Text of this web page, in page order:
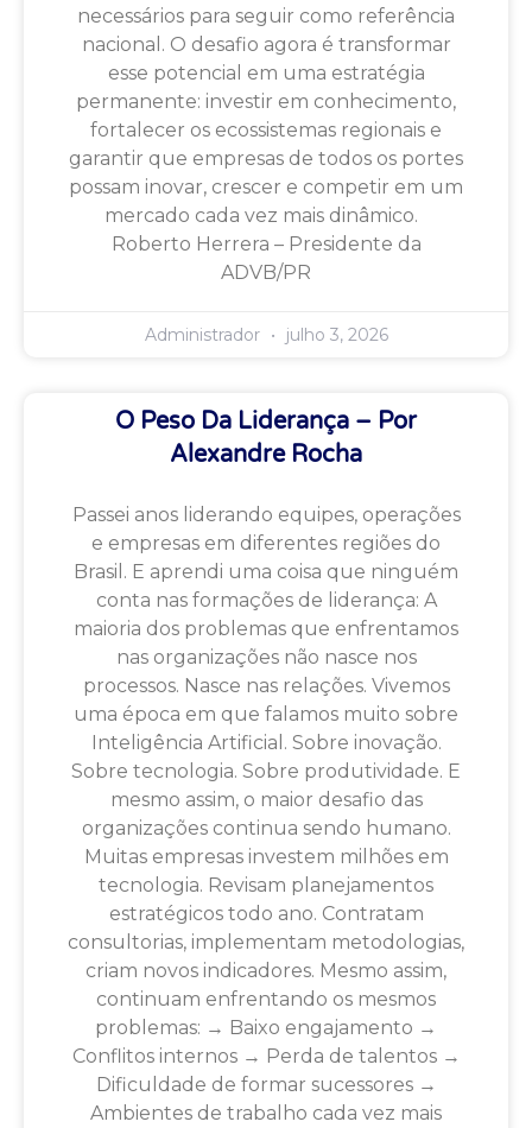
necessários para seguir como referência
nacional. O desafio agora é transformar
esse potencial em uma estratégia
permanente: investir em conhecimento,
fortalecer os ecossistemas regionais e
garantir que empresas de todos os portes
possam inovar, crescer e competir em um
mercado cada vez mais dinâmico.
Roberto Herrera – Presidente da
ADVB/PR
Administrador julho 3, 2026
O Peso Da Liderança – Por
Alexandre Rocha
Passei anos liderando equipes, operações
e empresas em diferentes regiões do
Brasil. E aprendi uma coisa que ninguém
conta nas formações de liderança: A
maioria dos problemas que enfrentamos
nas organizações não nasce nos
processos. Nasce nas relações. Vivemos
uma época em que falamos muito sobre
Inteligência Artificial. Sobre inovação.
Sobre tecnologia. Sobre produtividade. E
mesmo assim, o maior desafio das
organizações continua sendo humano.
Muitas empresas investem milhões em
tecnologia. Revisam planejamentos
estratégicos todo ano. Contratam
consultorias, implementam metodologias,
criam novos indicadores. Mesmo assim,
continuam enfrentando os mesmos
problemas: → Baixo engajamento →
Conflitos internos → Perda de talentos →
Dificuldade de formar sucessores →
Ambientes de trabalho cada vez mais